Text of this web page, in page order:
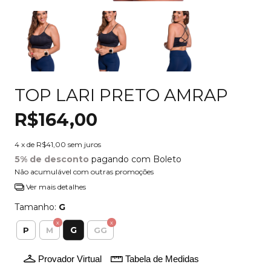
TOP LARI PRETO AMRAP
R$164,00
4 x de R$41,00 sem juros
5% de desconto pagando com Boleto
Não acumulável com outras promoções
Ver mais detalhes
Tamanho: G
P M G GG
Provador Virtual Tabela de Medidas